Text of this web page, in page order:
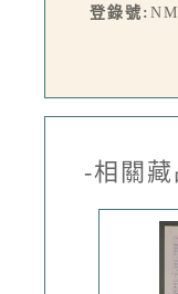
登錄號:
-相關藏